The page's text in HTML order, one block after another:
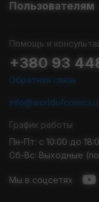
Пользователям
Помощь и
+380 93
Обратная связь
График работы
Пн-Пт: с 10:00 до
Сб-Вс: Выходные
Мы в соцсетях